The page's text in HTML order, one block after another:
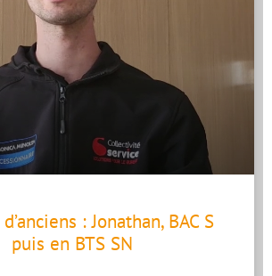
: Jonathan, BAC S
puis en BTS SN